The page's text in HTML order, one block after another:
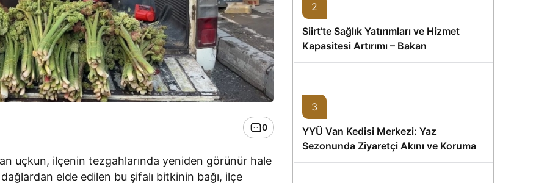
0
uçkun, ilçenin tezgahlarında yeniden görünür hale
elde edilen bu şifalı bitkinin bağı, ilçe
2
Siirt’te Sağlık Yatırımları ve Hizmet
Kapasitesi Artırımı – Bakan
Memişoğlu’nun Ziyareti
3
YYÜ Van Kedisi Merkezi: Yaz
Sezonunda Ziyaretçi Akını ve Koruma
Vurgusu